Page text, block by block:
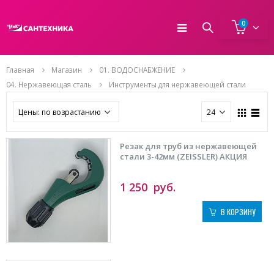
0
Главная Магазин
01. ВОДОСНАБЖЕНИЕ
04. Нержавеющая сталь
Инструменты для нержавеющей стали
Резак для труб из нержавеющей
стали 3-42мм (ZEISSLER) АКЦИЯ
1 250 руб.
В КОРЗИНУ